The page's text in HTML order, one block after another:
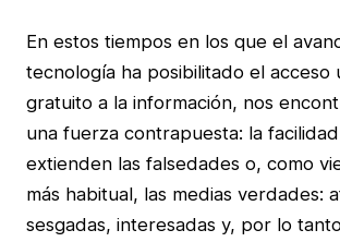
En estos tiempos en los que el
tecnología ha posibilitado el acceso
gratuito a la información, nos
una fuerza contrapuesta: la
extienden las falsedades o, como
más habitual, las medias verdades:
sesgadas, interesadas y, por lo